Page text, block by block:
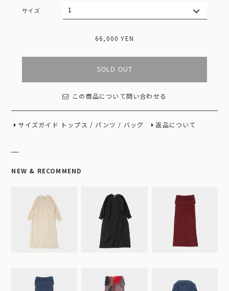
サイズ
66,000 YEN
SOLD OUT
この商品について問い合わせる
サイズガイド トップス / パンツ / バッグ 返品について
NEW & RECOMMEND